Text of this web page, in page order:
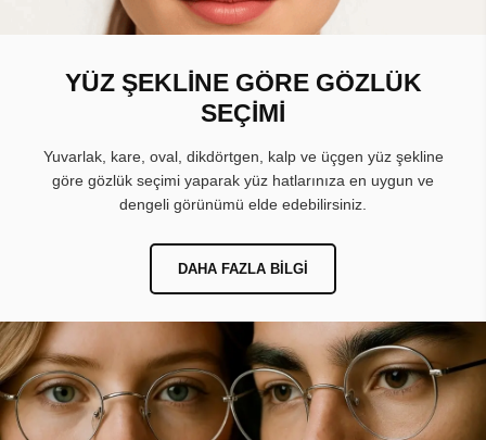
YÜZ ŞEKLİNE GÖRE GÖZLÜK
SEÇİMİ
Yuvarlak, kare, oval, dikdörtgen, kalp ve üçgen yüz şekline
göre gözlük seçimi yaparak yüz hatlarınıza en uygun ve
dengeli görünümü elde edebilirsiniz.
DAHA FAZLA BILGI